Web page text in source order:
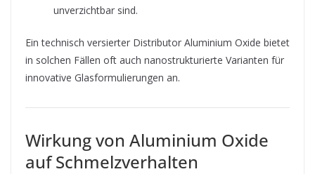
unverzichtbar sind.
Ein technisch versierter Distributor Aluminium Oxide bietet
in solchen Fällen oft auch nanostrukturierte Varianten für
innovative Glasformulierungen an.
Wirkung von Aluminium Oxide
auf Schmelzverhalten